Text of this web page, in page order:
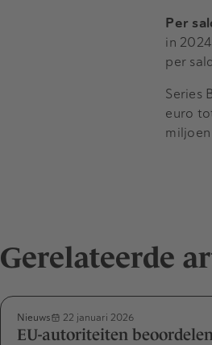
Per
in
per
Series
euro
Gerelateerde
Nieuws 22 januari 2026
EU-autoriteiten beoordelen